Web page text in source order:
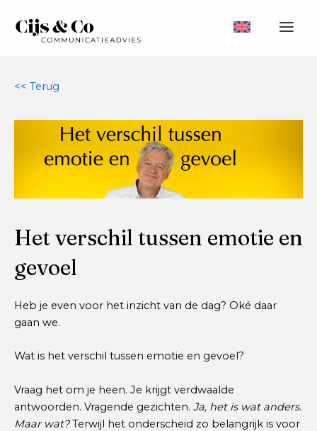
naar
<< Terug
Het verschil tussen emotie en
gevoel
Heb je even voor het inzicht van de dag? Oké daar
gaan we.
Wat is het verschil tussen emotie en gevoel?
Vraag het om je heen. Je krijgt verdwaalde
antwoorden. Vragende gezichten. Ja, het is wat anders.
Maar wat?Terwijl het onderscheid zo belangrijk is voor